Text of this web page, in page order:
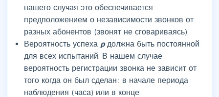
нашего случая это обеспечивается
предположением о независимости звонков от
разных абонентов (звонят не сговариваясь).
Вероятность успеха p должна быть постоянной
для всех испытаний. В нашем случае
вероятность регистрации звонка не зависит от
того когда он был сделан: в начале периода
наблюдения (часа) или в конце.